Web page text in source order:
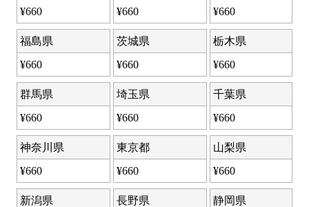
¥660
¥660
¥660
福島県
¥660
茨城県
¥660
栃木県
¥660
群馬県
¥660
埼玉県
¥660
千葉県
¥660
神奈川県
¥660
東京都
¥660
山梨県
¥660
新潟県
長野県
静岡県